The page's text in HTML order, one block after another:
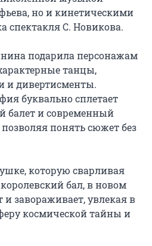
но и кинетическими
спектакля С. Новикова.
подарила персонажам
танцы,
и дивертисменты.
буквально сплетает
балет и современный
понять сюжет без
которую сварливая
бал, в новом
завораживает, увлекая в
космической тайны и